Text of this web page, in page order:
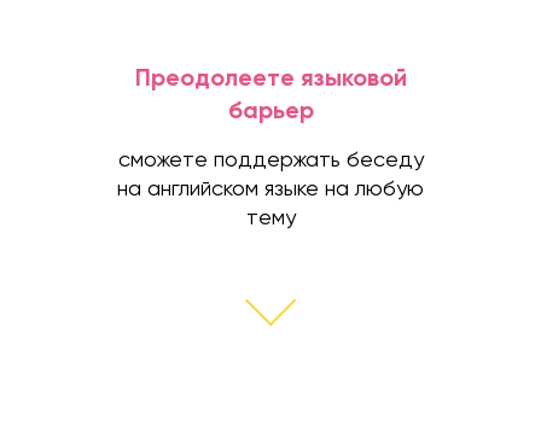
Преодолеете языковой
барьер
сможете поддержать беседу
на английском языке на любую
тему